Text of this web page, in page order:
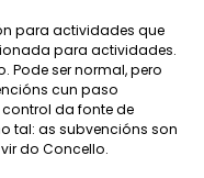
para actividades que
para actividades.
Pode ser normal, pero
cun paso
da fonte de
tal: as subvencións son
do Concello.